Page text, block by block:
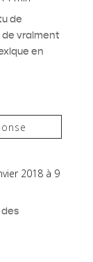
de
de vraiment
en
2018 à 9